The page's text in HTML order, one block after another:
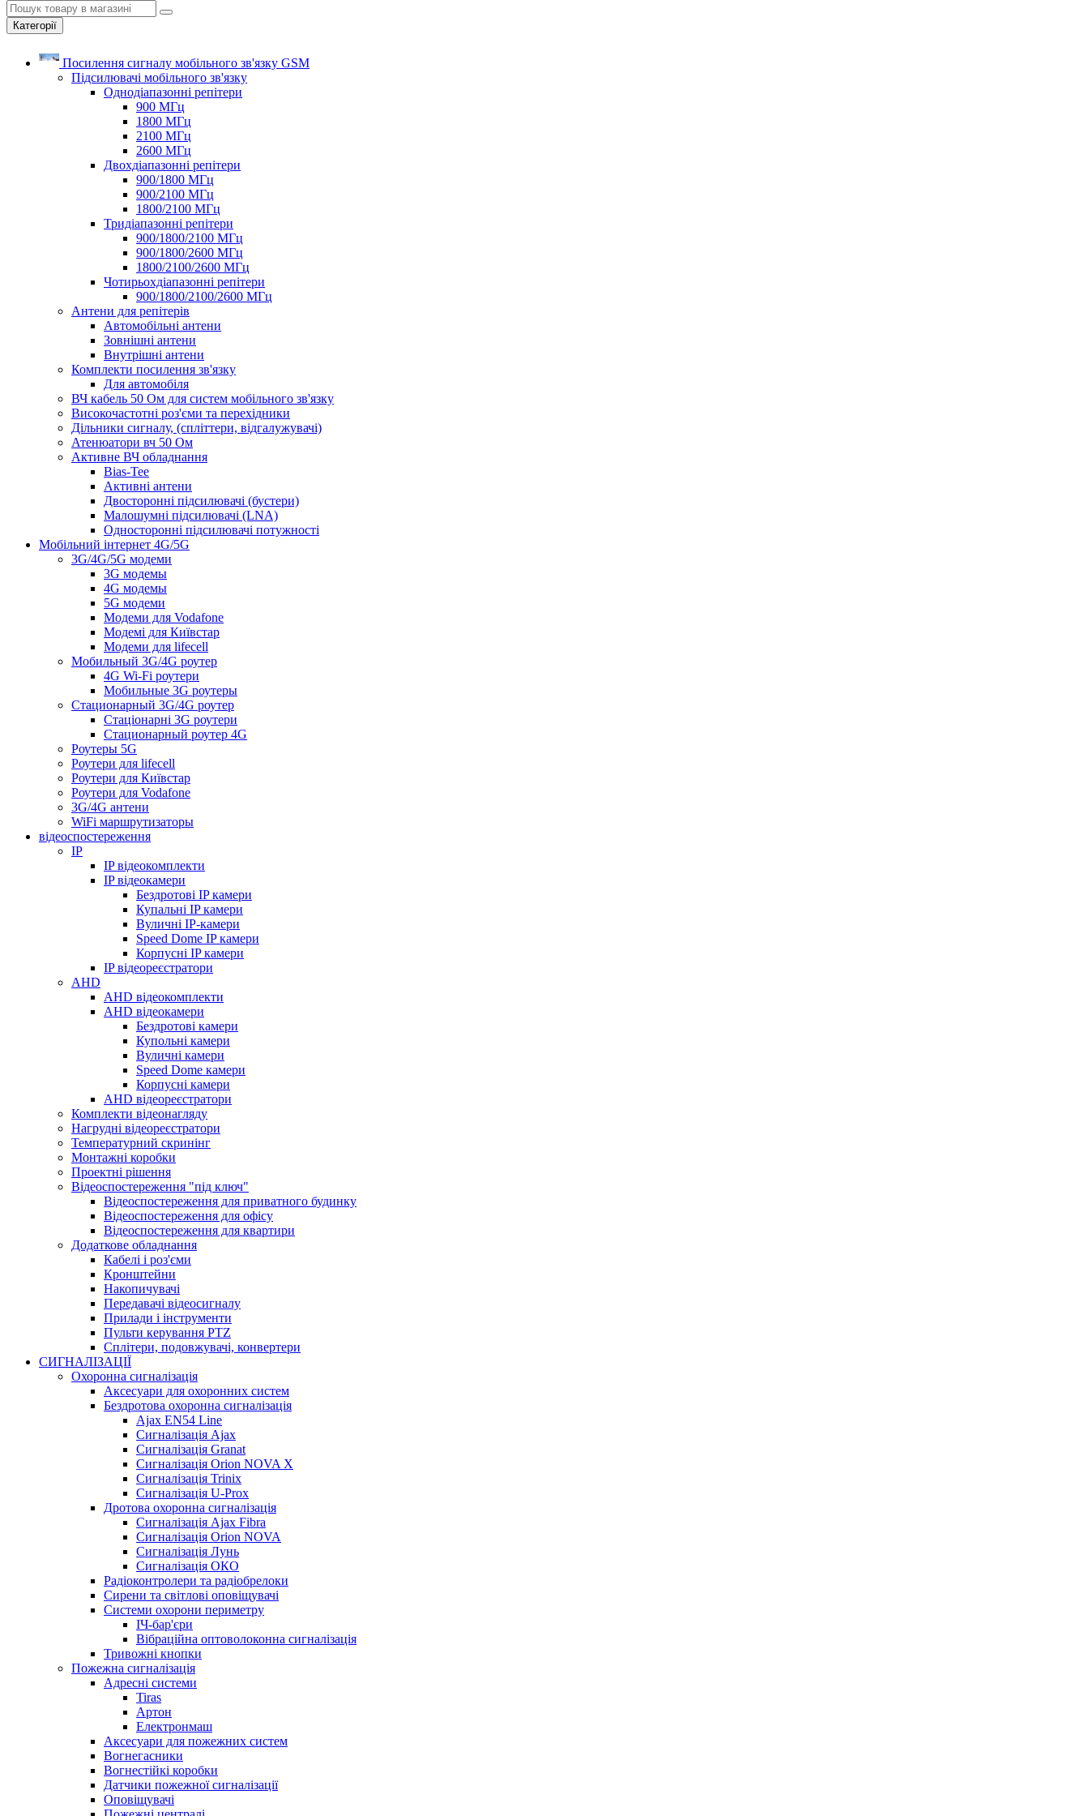
Категорії
Посилення сигналу мобільного зв'язку GSM
Підсилювачі мобільного зв'язку
Однодіапазонні репітери
900 МГц
1800 МГц
2100 МГц
2600 МГц
Двохдіапазонні репітери
900/1800 МГц
900/2100 МГц
1800/2100 МГц
Тридіапазонні репітери
900/1800/2100 МГц
900/1800/2600 МГц
1800/2100/2600 МГц
Чотирьохдіапазонні репітери
900/1800/2100/2600 МГц
Антени для репітерів
Автомобільні антени
Зовнішні антени
Внутрішні антени
Комплекти посилення зв'язку
Для автомобіля
ВЧ кабель 50 Ом для систем мобільного зв'язку
Високочастотні роз'єми та перехідники
Дільники сигналу, (спліттери, відгалужувачі)
Атенюатори вч 50 Ом
Активне ВЧ обладнання
Bias-Tee
Активні антени
Двосторонні підсилювачі (бустери)
Малошумні підсилювачі (LNA)
Односторонні підсилювачі потужності
Мобільний інтернет 4G/5G
3G/4G/5G модеми
3G модемы
4G модемы
5G модеми
Модеми для Vodafone
Модемі для Київстар
Модеми для lifecell
Мобильный 3G/4G роутер
4G Wi-Fi роутери
Мобильные 3G роутеры
Стационарный 3G/4G роутер
Стаціонарні 3G роутери
Стационарный роутер 4G
Роутеры 5G
Роутери для lifecell
Роутери для Київстар
Роутери для Vodafone
3G/4G антени
WiFi маршрутизаторы
відеоспостереження
IP
IP відеокомплекти
IP відеокамери
Бездротові IP камери
Купальні IP камери
Вуличні IP-камери
Speed Dome IP камери
Корпусні IP камери
IP відеореєстратори
AHD
AHD відеокомплекти
AHD відеокамери
Бездротові камери
Купольні камери
Вуличні камери
Speed Dome камери
Корпусні камери
AHD відеореєстратори
Комплекти відеонагляду
Нагрудні відеореєстратори
Температурний скринінг
Монтажні коробки
Проектні рішення
Відеоспостереження "під ключ"
Відеоспостереження для приватного будинку
Відеоспостереження для офісу
Відеоспостереження для квартири
Додаткове обладнання
Кабелі і роз'єми
Кронштейни
Накопичувачі
Передавачі відеосигналу
Прилади і інструменти
Пульти керування PTZ
Сплітери, подовжувачі, конвертери
СИГНАЛІЗАЦІЇ
Охоронна сигналізація
Аксесуари для охоронних систем
Бездротова охоронна сигналізація
Ajax EN54 Line
Сигналізація Ajax
Сигналізація Granat
Сигналізація Orion NOVA X
Сигналізація Trinix
Сигналізація U-Prox
Дротова охоронна сигналізація
Сигналізація Ajax Fibra
Сигналізація Orion NOVA
Сигналізація Лунь
Сигналізація ОКО
Радіоконтролери та радіобрелоки
Сирени та світлові оповіщувачі
Системи охорони периметру
ІЧ-бар'єри
Вібраційна оптоволоконна сигналізація
Тривожні кнопки
Пожежна сигналізація
Адресні системи
Tiras
Артон
Електронмаш
Аксесуари для пожежних систем
Вогнегасники
Вогнестійкі коробки
Датчики пожежної сигналізації
Оповіщувачі